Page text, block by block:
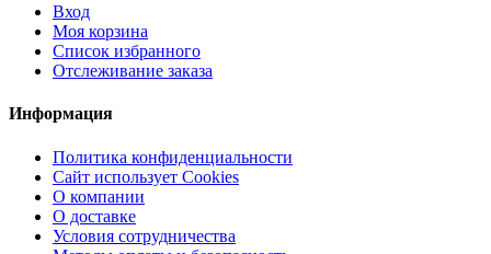
Вход
Моя корзина
Список избранного
Отслеживание заказа
Информация
Политика конфиденциальности
Сайт использует Cookies
О компании
О доставке
Условия сотрудничества